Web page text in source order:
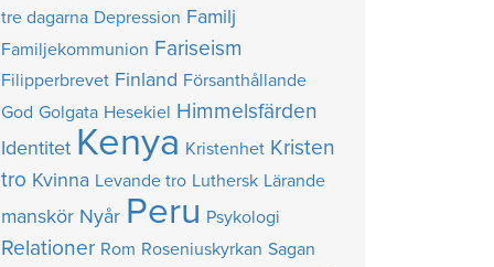
tre dagarna Depression Familj
Familjekommunion Fariseism
Filipperbrevet Finland Försanthållande
God Golgata Hesekiel Himmelsfärden
Identitet Kenya Kristenhet Kristen
tro Kvinna Levande tro Luthersk Lärande
manskör Nyår Peru Psykologi
Relationer Rom Roseniuskyrkan Sagan